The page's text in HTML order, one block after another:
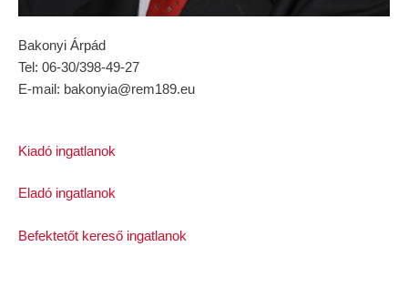
Bakonyi Árpád
Tel: 06-30/398-49-27
E-mail: bakonyia@rem189.eu
Kiadó ingatlanok
Eladó ingatlanok
Befektetőt kereső ingatlanok